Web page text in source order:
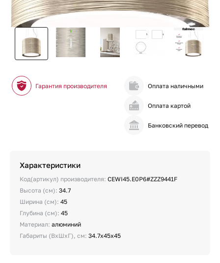
Гарантия производителя Оплата наличными
Оплата картой
Банковский перевод
Характеристики
Код(артикул) производителя: CEWI45.E0P6#ZZZ9441F
Высота (см): 34.7
Ширина (см): 45
Глубина (см): 45
Материал: алюминий
Габариты (ВхШхГ), см: 34.7х45х45